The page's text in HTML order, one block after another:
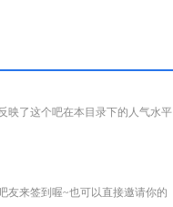
映了这个吧在本目录下的人气水平
友来签到喔~也可以直接邀请你的